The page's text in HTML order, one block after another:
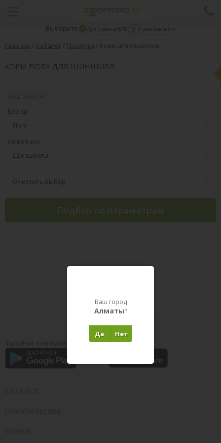
Выберите: Доставкаили
Самовывоз
Главная / Каталог / Грызуны / Корм для грызунов
КОРМ FIORY ДЛЯ ШИНШИЛЛ
Бренд
Fiory
Животное
Шиншиллы
Очистить выбор
Подбор по параметрам
Тысячи товаров у вас на ладони
Ваш город
Алматы?
Нет
Да